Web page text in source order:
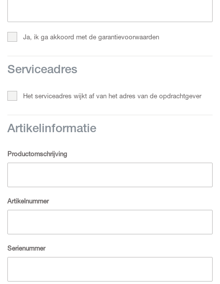
Ja, ik ga akkoord met de garantievoorwaarden
Serviceadres
Het serviceadres wijkt af van het adres van de opdrachtgever
Artikelinformatie
Productomschrijving
Artikelnummer
Serienummer